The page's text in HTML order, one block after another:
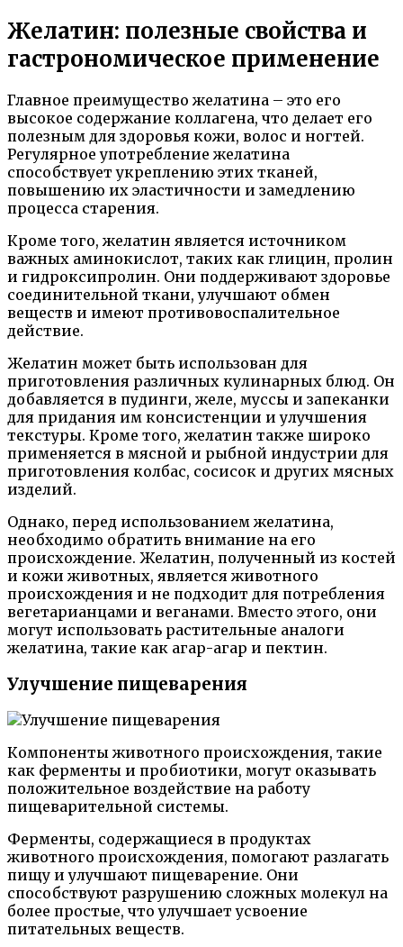
Желатин: полезные свойства и
гастрономическое применение
Главное преимущество желатина – это его
высокое содержание коллагена, что делает его
полезным для здоровья кожи, волос и ногтей.
Регулярное употребление желатина
способствует укреплению этих тканей,
повышению их эластичности и замедлению
процесса старения.
Кроме того, желатин является источником
важных аминокислот, таких как глицин, пролин
и гидроксипролин. Они поддерживают здоровье
соединительной ткани, улучшают обмен
веществ и имеют противовоспалительное
действие.
Желатин может быть использован для
приготовления различных кулинарных блюд. Он
добавляется в пудинги, желе, муссы и запеканки
для придания им консистенции и улучшения
текстуры. Кроме того, желатин также широко
применяется в мясной и рыбной индустрии для
приготовления колбас, сосисок и других мясных
изделий.
Однако, перед использованием желатина,
необходимо обратить внимание на его
происхождение. Желатин, полученный из костей
и кожи животных, является животного
происхождения и не подходит для потребления
вегетарианцами и веганами. Вместо этого, они
могут использовать растительные аналоги
желатина, такие как агар-агар и пектин.
Улучшение пищеварения
Компоненты животного происхождения, такие
как ферменты и пробиотики, могут оказывать
положительное воздействие на работу
пищеварительной системы.
Ферменты, содержащиеся в продуктах
животного происхождения, помогают разлагать
пищу и улучшают пищеварение. Они
способствуют разрушению сложных молекул на
более простые, что улучшает усвоение
питательных веществ.